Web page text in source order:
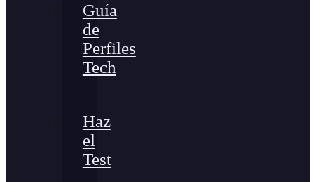
Guía
de
Perfiles
Tech
Haz
el
Test